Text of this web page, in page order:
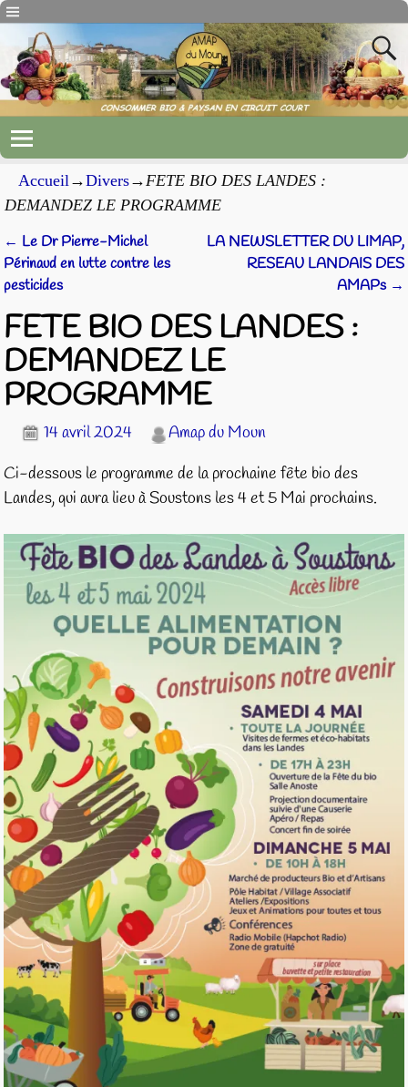
Accueil→Divers→FETE BIO DES LANDES :
DEMANDEZ LE PROGRAMME
Navigation des articles
← Le Dr Pierre-Michel
Périnaud en lutte contre les
pesticides
LA NEWSLETTER DU LIMAP,
RESEAU LANDAIS DES
AMAPs →
FETE BIO DES LANDES :
DEMANDEZ LE
PROGRAMME
14 avril 2024
Amap du Moun
Ci-dessous le programme de la prochaine fête bio des
Landes, qui aura lieu à Soustons les 4 et 5 Mai prochains.